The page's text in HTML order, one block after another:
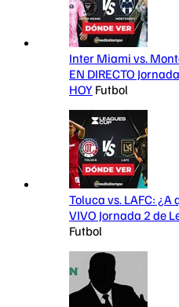
Inter Miami vs.
EN DIRECTO
HOY Futbol
Toluca vs. LAFC: ¿A
VIVO Jornada 2 de
Futbol